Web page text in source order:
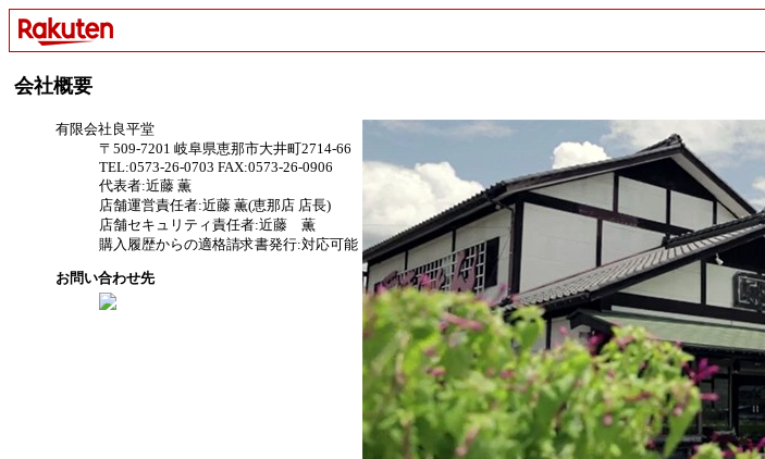
会社概要
有限会社良平堂
〒509-7201 岐阜県恵那市大井町2714-66
TEL:0573-26-0703 FAX:0573-26-0906
代表者:近藤 薫
店舗運営責任者:近藤 薫(恵那店 店長)
店舗セキュリティ責任者:近藤 薫
購入履歴からの適格請求書発行:対応可能
お問い合わせ先